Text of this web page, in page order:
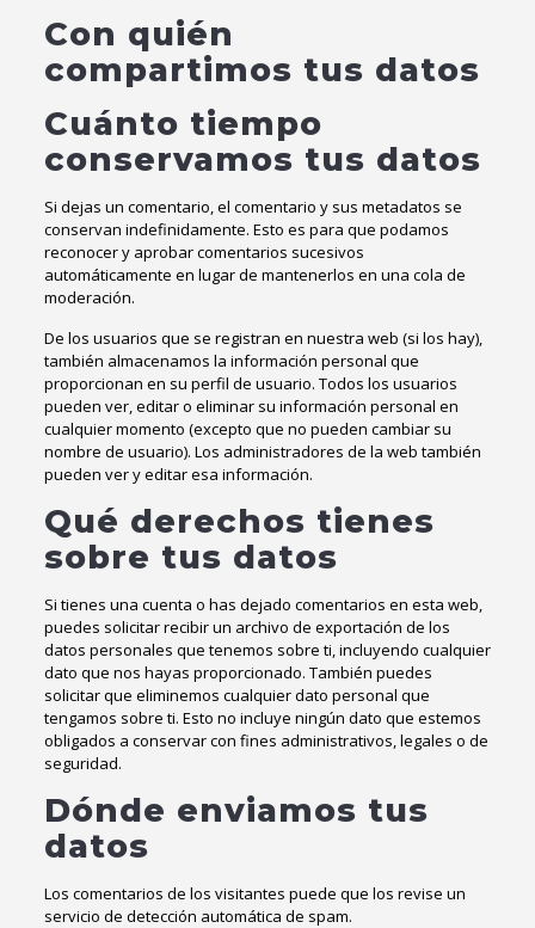
Con quién
compartimos tus datos
Cuánto tiempo
conservamos tus datos
Si dejas un comentario, el comentario y sus metadatos se
conservan indefinidamente. Esto es para que podamos
reconocer y aprobar comentarios sucesivos
automáticamente en lugar de mantenerlos en una cola de
moderación.
De los usuarios que se registran en nuestra web (si los hay),
también almacenamos la información personal que
proporcionan en su perfil de usuario. Todos los usuarios
pueden ver, editar o eliminar su información personal en
cualquier momento (excepto que no pueden cambiar su
nombre de usuario). Los administradores de la web también
pueden ver y editar esa información.
Qué derechos tienes
sobre tus datos
Si tienes una cuenta o has dejado comentarios en esta web,
puedes solicitar recibir un archivo de exportación de los
datos personales que tenemos sobre ti, incluyendo cualquier
dato que nos hayas proporcionado. También puedes
solicitar que eliminemos cualquier dato personal que
tengamos sobre ti. Esto no incluye ningún dato que estemos
obligados a conservar con fines administrativos, legales o de
seguridad.
Dónde enviamos tus
datos
Los comentarios de los visitantes puede que los revise un
servicio de detección automática de spam.